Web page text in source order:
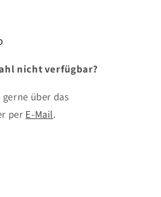
nicht verfügbar?
über das
per E-Mail.